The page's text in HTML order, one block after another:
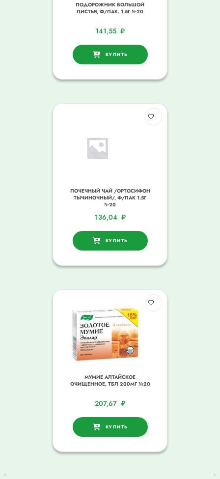
ПОДОРОЖНИК БОЛЬШОЙ
ЛИСТЬЯ, Ф/ПАК. 1.5Г №20
141,55 ₽
КУПИТЬ
ПОЧЕЧНЫЙ ЧАЙ /ОРТОСИФОН
ТЫЧИНОЧНЫЙ/, Ф/ПАК 1.5Г
№20
136,04 ₽
КУПИТЬ
МУМИЕ АЛТАЙСКОЕ
ОЧИЩЕННОЕ, ТБЛ 200МГ №20
207,67 ₽
КУПИТЬ